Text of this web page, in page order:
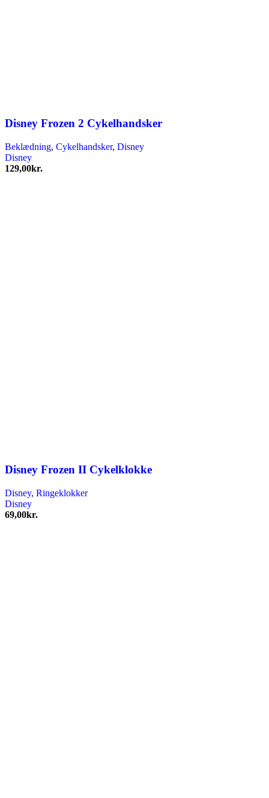
Disney Frozen 2 Cykelhandsker
Beklædning, Cykelhandsker, Disney
Disney
129,00kr.
Disney Frozen II Cykelklokke
Disney, Ringeklokker
Disney
69,00kr.